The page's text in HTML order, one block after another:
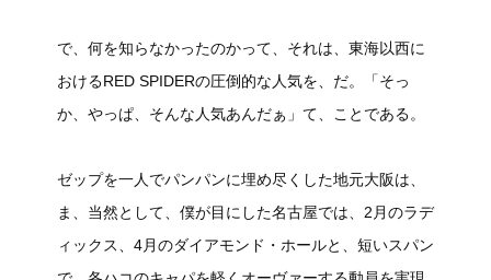
で、何を知らなかったのかって、それは、東海以西に
おけるRED SPIDERの圧倒的な人気を、だ。「そっ
か、やっぱ、そんな人気あんだぁ」て、ことである。
ゼップを一人でパンパンに埋め尽くした地元大阪は、
ま、当然として、僕が目にした名古屋では、2月のラデ
ィックス、4月のダイアモンド・ホールと、短いスパン